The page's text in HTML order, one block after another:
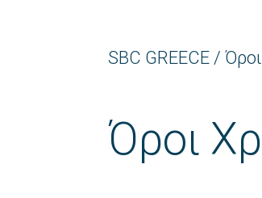
SBC GREECE /
Όροι